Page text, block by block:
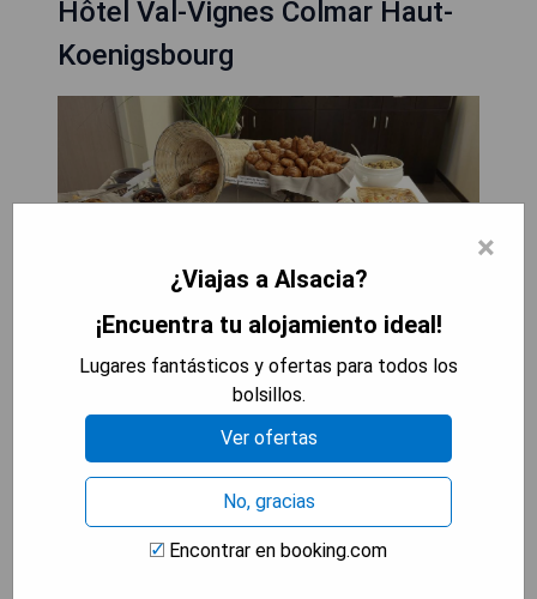
Hôtel Val-Vignes Colmar Haut-
Koenigsbourg
Situado en Saint-Hippolyte, en la ruta del vino de
Alsacia, Hôtel Val-Vignes Colmar Haut-
Koenigsbourg, The Originals Relais se encuentra a
12 minutos en coche del castillo de Haut-
Koenigsbourg. Ofrece sauna, hammam y masajes
disponibles bajo petición. Cada habitación
×
¿Viajas a Alsacia?
¡Encuentra tu alojamiento ideal!
Lugares fantásticos y ofertas para todos los
bolsillos.
Ver ofertas
No, gracias
Encontrar en booking.com